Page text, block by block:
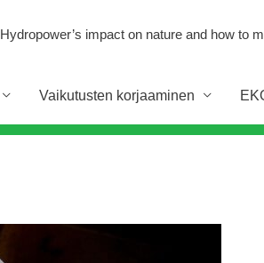
Hydropower’s impact on nature and how to
Vaikutusten korjaaminen